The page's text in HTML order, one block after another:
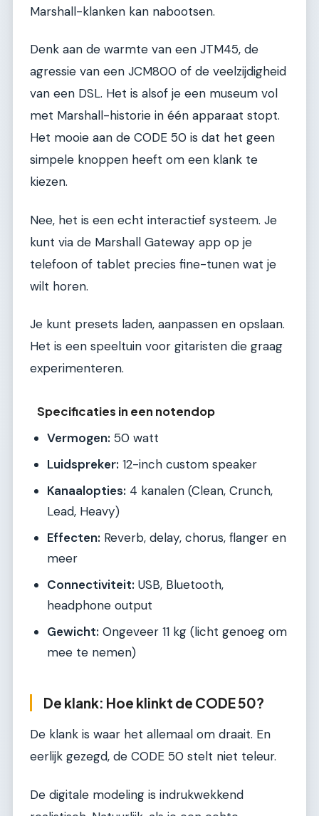
Marshall-klanken kan nabootsen.
Denk aan de warmte van een JTM45, de
agressie van een JCM800 of de veelzijdigheid
van een DSL. Het is alsof je een museum vol
met Marshall-historie in één apparaat stopt.
Het mooie aan de CODE 50 is dat het geen
simpele knoppen heeft om een klank te
kiezen.
Nee, het is een echt interactief systeem. Je
kunt via de Marshall Gateway app op je
telefoon of tablet precies fine-tunen wat je
wilt horen.
Je kunt presets laden, aanpassen en opslaan.
Het is een speeltuin voor gitaristen die graag
experimenteren.
Specificaties in een notendop
Vermogen: 50 watt
Luidspreker: 12-inch custom speaker
Kanaalopties: 4 kanalen (Clean, Crunch,
Lead, Heavy)
Effecten: Reverb, delay, chorus, flanger en
meer
Connectiviteit: USB, Bluetooth,
headphone output
Gewicht: Ongeveer 11 kg (licht genoeg om
mee te nemen)
De klank: Hoe klinkt de CODE 50?
De klank is waar het allemaal om draait. En
eerlijk gezegd, de CODE 50 stelt niet teleur.
De digitale modeling is indrukwekkend